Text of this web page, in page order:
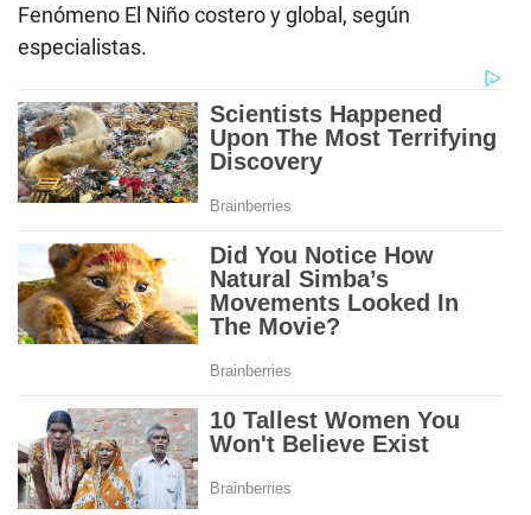
Fenómeno El Niño costero y global, según
especialistas.